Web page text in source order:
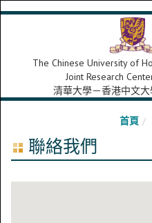
The Chinese University of
Joint Research
清華大學－香港中文
首頁
聯絡我們